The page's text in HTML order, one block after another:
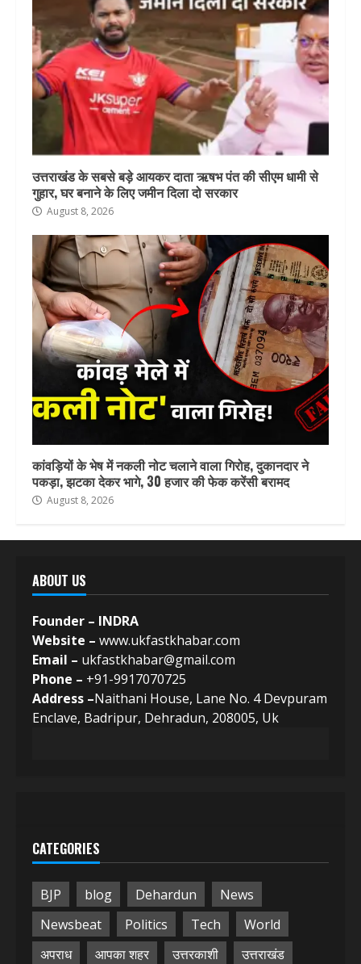
उत्तराखंड के सबसे बड़े आयकर दाता ऋषभ पंत की सीएम धामी से
गुहार, घर बनाने के लिए जमीन दिला दो सरकार
August 8, 2026
कांवड़ियों के भेष में नकली नोट चलाने वाला गिरोह, दुकानदार ने
पकड़ा, झटका देकर भागे, 30 हजार की फेक करेंसी बरामद
August 8, 2026
ABOUT US
Founder – INDRA
Website – www.ukfastkhabar.com
Email – ukfastkhabar@gmail.com
Phone – +91-9917070725
Address –Naithani House, Lane No. 4 Devpuram
Enclave, Badripur, Dehradun, 208005, Uk
CATEGORIES
BJP blog Dehardun
News
Newsbeat
Politics Tech
World
अपराध
आपका शहर उत्तरकाशी
उत्तराखंड